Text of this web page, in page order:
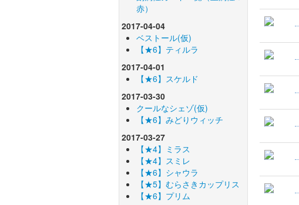
赤）
2017-04-04
ベストール(仮)
【★6】ティルラ
2017-04-01
【★6】スケルド
2017-03-30
クールなシェゾ(仮)
【★6】みどりウィッチ
2017-03-27
【★4】ミラス
【★4】スミレ
【★6】シャウラ
【★5】むらさきカップリス
【★6】プリム